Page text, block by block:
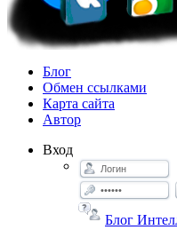
Блог
Обмен ссылками
Карта сайта
Автор
Вход
Блог